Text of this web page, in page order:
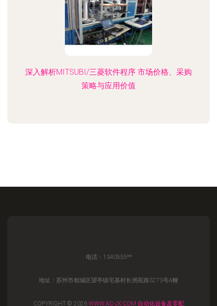
深入解析MITSUBI/三菱软件程序 市场价格、采购
策略与应用价值
电话：1340555**
地址：苏州市相城区望亭镇宅基村长洲苑路3273号A幢
COPYRIGHT © 2026 WWW.AC-JX.COM 自动化设备及零配